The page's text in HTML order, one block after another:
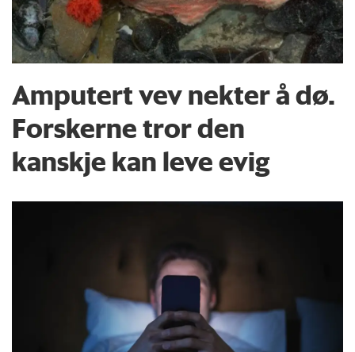
Amputert vev nekter å dø.
Forskerne tror den
kanskje kan leve evig